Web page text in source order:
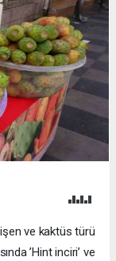
ve kaktüs türü
’Hint inciri’ ve